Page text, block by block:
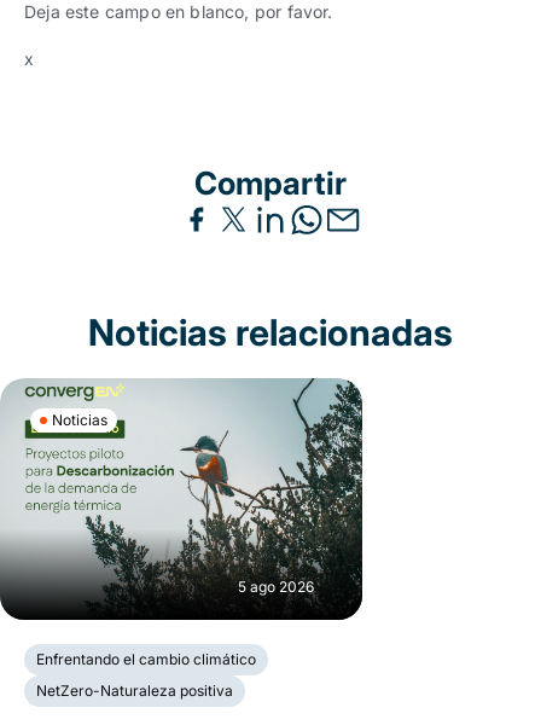
Deja este campo en blanco, por favor.
x
Compartir
Noticias relacionadas
Noticias
5 ago 2026
Enfrentando el cambio climático
NetZero-Naturaleza positiva